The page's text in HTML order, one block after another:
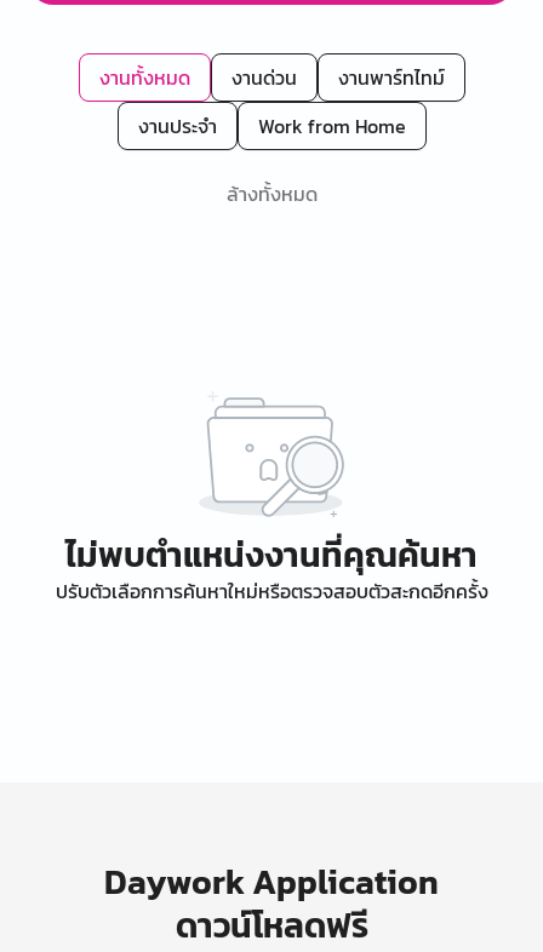
งานทั้งหมด งานด่วน
งานพาร์ทไทม์
งานประจำ
Work from Home
ล้างทั้งหมด
ไม่พบตำแหน่งงานที่คุณค้นหา
ปรับตัวเลือกการค้นหาใหม่หรือตรวจสอบตัวสะกดอีกครั้ง
Daywork Application
ดาวน์โหลดฟรี